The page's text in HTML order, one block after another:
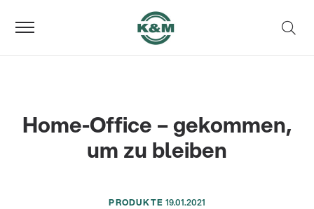
Home-Office – gekommen,
um zu bleiben
PRODUKTE 19.01.2021